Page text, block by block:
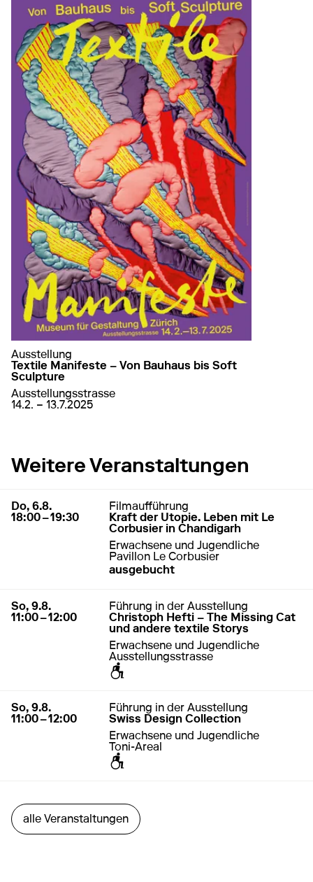
Ausstellung
Textile Manifeste – Von Bauhaus bis Soft
Sculpture
Ausstellungsstrasse
von 14. Februar 2025
14.2. – 13.7.2025
Weitere Veranstaltungen
6. August 2026 18:00 – 19:30
Do, 6.8.
18:00 – 19:30
Filmaufführung
Kraft der Utopie. Leben mit Le
Corbusier in Chandigarh
Erwachsene und Jugendliche
Pavillon Le Corbusier
ausgebucht
9. August 2026 11:00 – 12:00
So, 9.8.
11:00 – 12:00
Führung in der Ausstellung
Christoph Hefti – The Missing Cat
und andere textile Storys
Erwachsene und Jugendliche
Ausstellungsstrasse
9. August 2026
11:00 – 12:00
So, 9.8.
11:00 – 12:00
Führung in der Ausstellung
Swiss Design Collection
Erwachsene und Jugendliche
Toni-Areal
alle Veranstaltungen